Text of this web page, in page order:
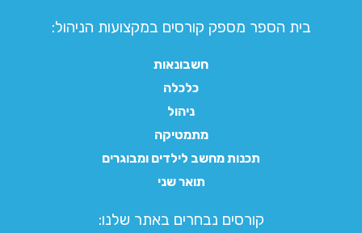
בית הספר מספק קורסים במקצועות הניהול:
חשבונאות
כלכלה
ניהול
מתמטיקה
תכנות מחשב לילדים ומבוגרים
תואר שני
קורסים נבחרים באתר שלנו:​